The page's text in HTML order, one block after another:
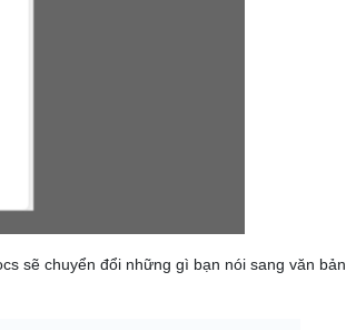
sẽ chuyển đổi những gì bạn nói sang văn bản